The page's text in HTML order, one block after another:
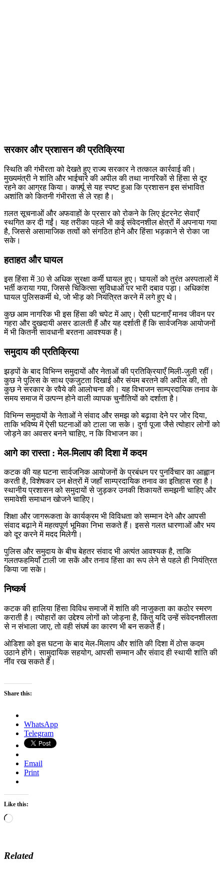
सरकार और प्रशासन की प्रतिक्रिया
स्थिति की गंभीरता को देखते हुए राज्य सरकार ने तत्काल कार्रवाई की।
मुख्यमंत्री ने शांति और भाईचारे की अपील की तथा नागरिकों से हिंसा से दूर
रहने का आग्रह किया। कर्फ़्यू से यह स्पष्ट हुआ कि प्रशासन इस संभावित
अशांति को कितनी गंभीरता से ले रहा है।
ग़लत सूचनाओं और अफवाहों के प्रसार को रोकने के लिए इंटरनेट सेवाएँ
स्थगित कर दी गईं। यह तरीका पहले भी कई संवेदनशील क्षेत्रों में अपनाया गया
है, जिससे असामाजिक तत्वों को संगठित होने और हिंसा भड़काने से रोका जा
सके।
हताहत और घायल
इस हिंसा में 30 से अधिक सुरक्षा कर्मी घायल हुए। घायलों को तुरंत अस्पतालों में
भर्ती कराया गया, जिससे चिकित्सा सुविधाओं पर भारी दबाव पड़ा। अधिकांश
घायल पुलिसकर्मी थे, जो भीड़ को नियंत्रित करने में लगे हुए थे।
कुछ आम नागरिक भी इस हिंसा की चपेट में आए। ऐसी घटनाएँ मानव जीवन पर
गहरा और दुखदायी असर डालती हैं और यह दर्शाती हैं कि सार्वजनिक आयोजनों
में भी कितनी सावधानी बरतना आवश्यक है।
समुदाय की प्रतिक्रिया
झड़पों के बाद विभिन्न समुदायों और नेताओं की प्रतिक्रियाएँ मिली-जुली रहीं।
कुछ ने पुलिस के साथ एकजुटता दिखाई और संयम बरतने की अपील की, तो
कुछ ने सरकार के रवैये की आलोचना की। यह विभाजन साम्प्रदायिक तनाव के
समय समाज में उत्पन्न होने वाली व्यापक चुनौतियों को दर्शाता है।
विभिन्न समुदायों के नेताओं ने संवाद और समझ को बढ़ावा देने पर जोर दिया,
ताकि भविष्य में ऐसी घटनाओं को टाला जा सके। दुर्गा पूजा जैसे त्योहार लोगों को
जोड़ने का अवसर बनने चाहिए, न कि विभाजन का।
आगे का रास्ता : मेल-मिलाप की दिशा में कदम
कटक की यह घटना सार्वजनिक आयोजनों के प्रबंधन पर पुनर्विचार का आह्वान
करती है, विशेषकर उन क्षेत्रों में जहाँ साम्प्रदायिक तनाव का इतिहास रहा है।
स्थानीय प्रशासन को समुदायों से जुड़कर उनकी शिकायतें समझनी चाहिए और
समावेशी समाधान खोजने चाहिए।
शिक्षा और जागरूकता के कार्यक्रम भी विविधता को सम्मान देने और आपसी
संवाद बढ़ाने में महत्वपूर्ण भूमिका निभा सकते हैं। इससे गलत धारणाओं और भय
को दूर करने में मदद मिलेगी।
पुलिस और समुदाय के बीच बेहतर संवाद भी अत्यंत आवश्यक है, ताकि
गलतफहमियाँ टाली जा सकें और तनाव हिंसा का रूप लेने से पहले ही नियंत्रित
किया जा सके।
निष्कर्ष
कटक की हालिया हिंसा विविध समाजों में शांति की नाजुकता का कठोर स्मरण
कराती है। त्योहारों का उद्देश्य लोगों को जोड़ना है, किंतु यदि उन्हें संवेदनशीलता
से न संभाला जाए, तो वही संघर्ष का कारण भी बन सकते हैं।
ओडिशा को इस घटना के बाद मेल-मिलाप और शांति की दिशा में ठोस कदम
उठाने होंगे। सामुदायिक सहयोग, आपसी सम्मान और संवाद ही स्थायी शांति की
नींव रख सकते हैं।
Share this:
WhatsApp
Telegram
Email
Print
Like this:
Loading…
Related